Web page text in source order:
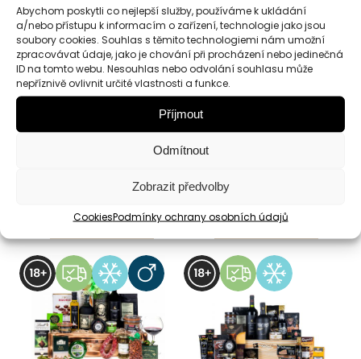
Abychom poskytli co nejlepší služby, používáme k ukládání
a/nebo přístupu k informacím o zařízení, technologie jako jsou
soubory cookies. Souhlas s těmito technologiemi nám umožní
zpracovávat údaje, jako je chování při procházení nebo jedinečná
ID na tomto webu. Nesouhlas nebo odvolání souhlasu může
nepříznivě ovlivnit určité vlastnosti a funkce.
Příjmout
Odmítnout
Zobrazit předvolby
CookiesPodmínky ochrany osobních údajů
Luxusní kaskáda
Republica
Detail
Luxusní koš
Grand Gourmet
Detail